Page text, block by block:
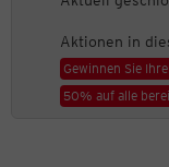
Aktionen in
Gewinnen Sie
50% auf alle